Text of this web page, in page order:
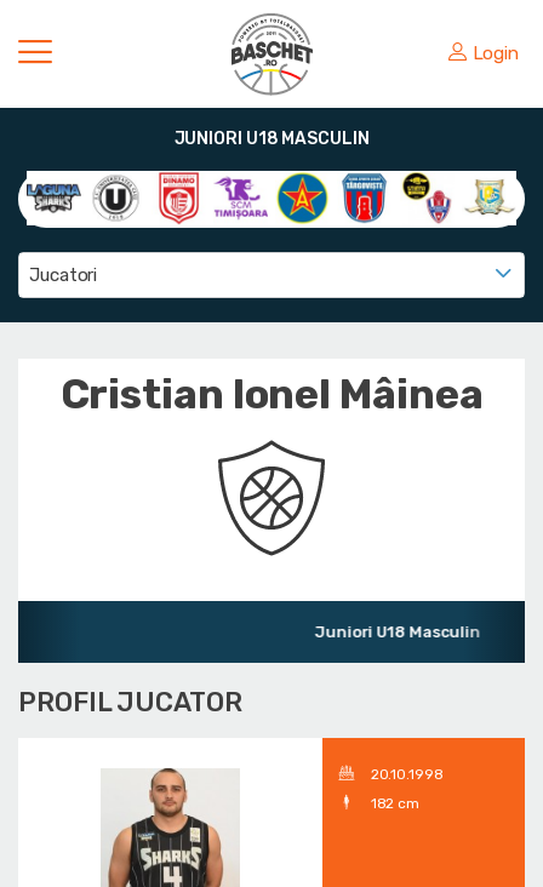
Login
JUNIORI U18 MASCULIN
Jucatori
Cristian Ionel Mâinea
Juniori U18 Masculin
PROFIL JUCATOR
20.10.1998
182 cm